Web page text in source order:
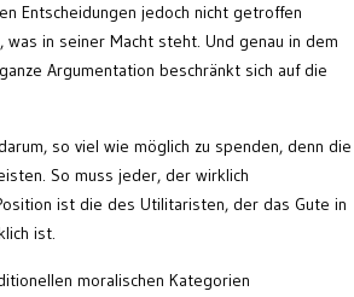
Entscheidungen jedoch nicht getroffen
in seiner Macht steht. Und genau in dem
Argumentation beschränkt sich auf die
so viel wie möglich zu spenden, denn die
So muss jeder, der wirklich
ist die des Utilitaristen, der das Gute in
ist.
moralischen Kategorien